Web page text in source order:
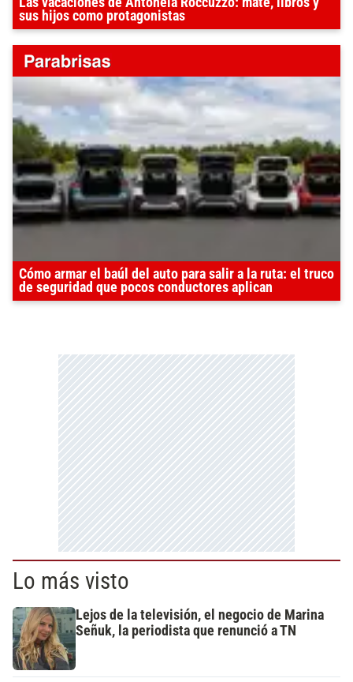
sus hijos como protagonistas
Cómo armar el baúl del auto para salir a la ruta: el truco
de seguridad que pocos conductores aplican
Lo más visto
Lejos de la televisión, el negocio de Marina
Señuk, la periodista que renunció a TN